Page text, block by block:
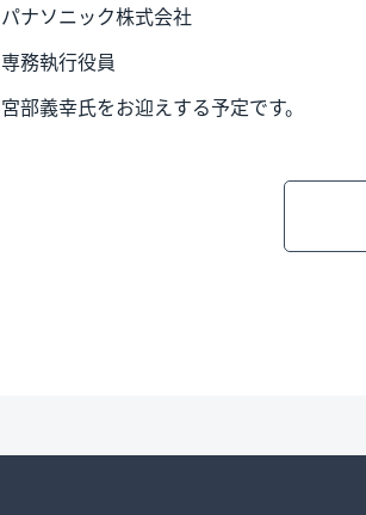
パナソニック株式会社
専務執行役員
宮部義幸氏をお迎えする予定です。